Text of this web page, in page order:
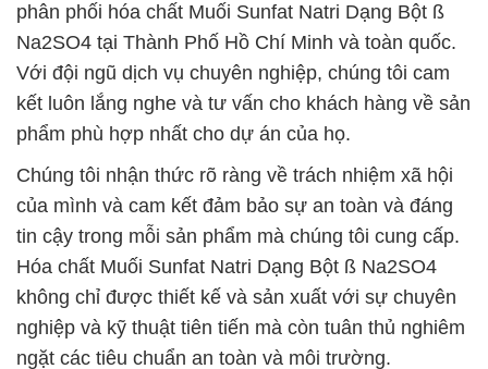
phân phối hóa chất Muối Sunfat Natri Dạng Bột ß
Na2SO4 tại Thành Phố Hồ Chí Minh và toàn quốc.
Với đội ngũ dịch vụ chuyên nghiệp, chúng tôi cam
kết luôn lắng nghe và tư vấn cho khách hàng về sản
phẩm phù hợp nhất cho dự án của họ.
Chúng tôi nhận thức rõ ràng về trách nhiệm xã hội
của mình và cam kết đảm bảo sự an toàn và đáng
tin cậy trong mỗi sản phẩm mà chúng tôi cung cấp.
Hóa chất Muối Sunfat Natri Dạng Bột ß Na2SO4
không chỉ được thiết kế và sản xuất với sự chuyên
nghiệp và kỹ thuật tiên tiến mà còn tuân thủ nghiêm
ngặt các tiêu chuẩn an toàn và môi trường.